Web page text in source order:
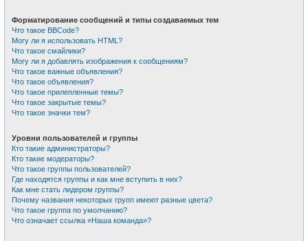
Форматирование сообщений и типы создаваемых тем
Что такое BBCode?
Могу ли я использовать HTML?
Что такое смайлики?
Могу ли я добавлять изображения к сообщениям?
Что такое важные объявления?
Что такое объявления?
Что такое прилепленные темы?
Что такое закрытые темы?
Что такое значки тем?
Уровни пользователей и группы
Кто такие администраторы?
Кто такие модераторы?
Что такое группы пользователей?
Где находятся группы и как мне вступить в них?
Как мне стать лидером группы?
Почему названия некоторых групп имеют разные цвета?
Что такое группа по умолчанию?
Что означает ссылка «Наша команда»?